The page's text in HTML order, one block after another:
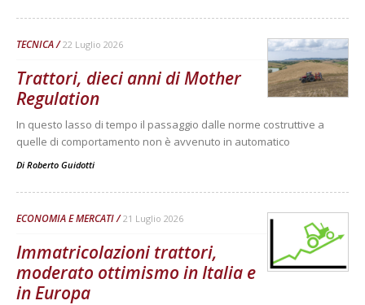
TECNICA 22 Luglio 2026
Trattori, dieci anni di Mother
Regulation
In questo lasso di tempo il passaggio dalle norme costruttive a
quelle di comportamento non è avvenuto in automatico
Di Roberto Guidotti
ECONOMIA E MERCATI 21 Luglio 2026
Immatricolazioni trattori,
moderato ottimismo in Italia e
in Europa